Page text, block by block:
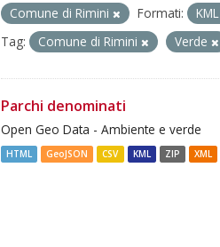
Comune di Rimini
Formati: KML
Tag:
Comune di Rimini Verde
Parchi denominati
Open Geo Data - Ambiente e verde
HTML GeoJSON CSV KML ZIP XML